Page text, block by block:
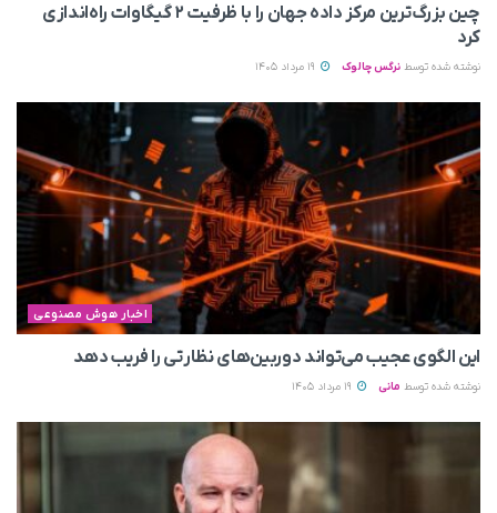
چین بزرگ‌ترین مرکز داده جهان را با ظرفیت ۲ گیگاوات راه‌اندازی
کرد
نوشته شده توسط نرگس چالوک
اخبار هوش مصنوعی
این الگوی عجیب می‌تواند دوربین‌های نظارتی را فریب دهد
نوشته شده توسط مانی